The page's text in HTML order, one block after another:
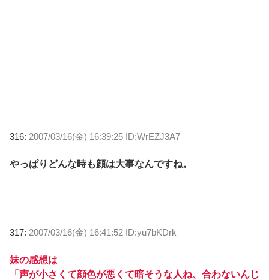
316: 2007/03/16(金) 16:39:25 ID:WrEZJ3A7
やっぱりどんな時も顔は大事なんですね。
317: 2007/03/16(金) 16:41:52 ID:yu7bKDrk
妹の感想は
「声が小さくて顔色が悪くて暗そうな人ね、合わないんじ